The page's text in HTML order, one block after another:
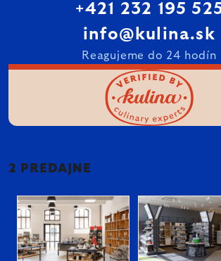
+421 232 195
info@kulina.sk
Reagujeme do 24 hodín
2 PREDAJNE